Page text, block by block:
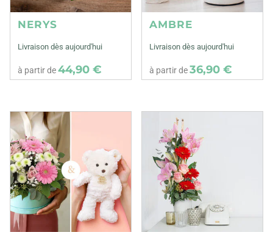
NERYS
Livraison dès aujourd'hui
à partir de44,90 €
AMBRE
Livraison dès aujourd'hui
à partir de36,90 €